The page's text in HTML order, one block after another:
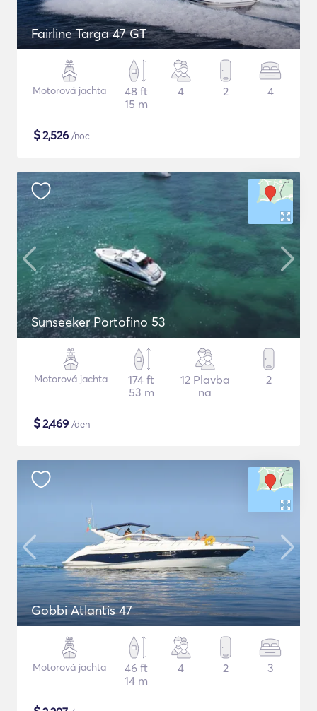
Fairline Targa 47 GT
Motorová jachta
48 ft
15 m
4 2 4
$2,526 /noc
Sunseeker Portofino 53
Motorová jachta
174 ft
53 m
12 Plavba
na
2
$2,469 /den
Gobbi Atlantis 47
Motorová jachta
46 ft
14 m
4 2 3